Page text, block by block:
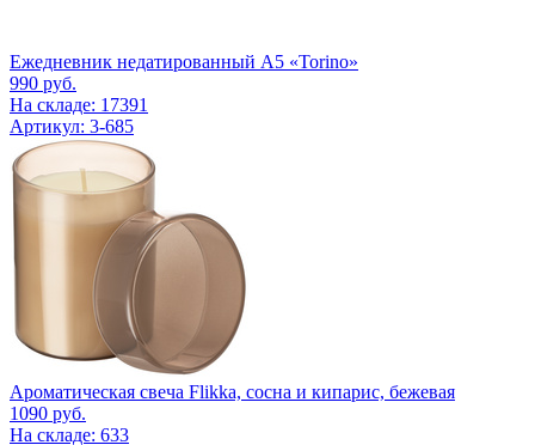
Ежедневник недатированный А5 «Torino»
990 руб.
На складе: 17391
Артикул: 3-685
Ароматическая свеча Flikka, сосна и кипарис, бежевая
1090 руб.
На складе: 633